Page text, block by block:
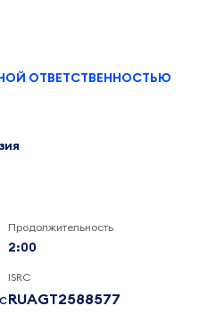
ОТВЕТСТВЕННОСТЬЮ
Продолжительность
2:00
ISRC
RUAGT2588577